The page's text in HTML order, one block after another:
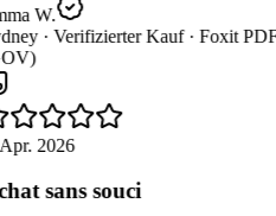
W.
· Verifizierter Kauf · Foxit
2026
sans souci